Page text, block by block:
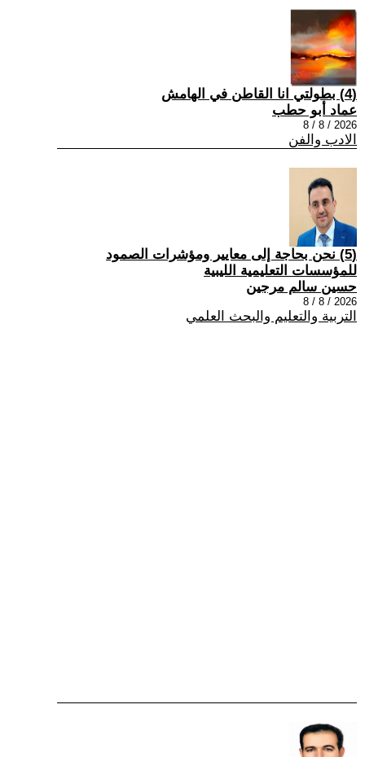
(4) بطولتي انا القاطن في الهامش
عماد أبو حطب
2026 / 8 / 8
الادب والفن
(5) نحن بحاجة إلى معايير ومؤشرات الصمود
للمؤسسات التعليمية الليبية
حسين سالم مرجين
2026 / 8 / 8
التربية والتعليم والبحث العلمي